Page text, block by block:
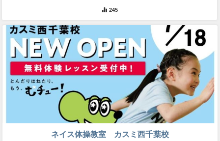
245
ネイス体操教室 カスミ西千葉校